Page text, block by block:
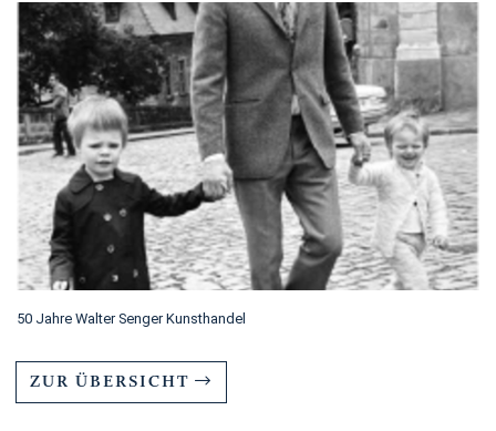
50 Jahre Walter Senger Kunsthandel
ZUR ÜBERSICHT